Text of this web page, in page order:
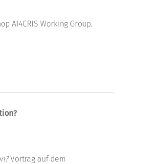
AI4CRIS Working Group.
Vortrag auf dem